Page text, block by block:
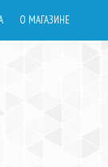
О МАГАЗИНЕ